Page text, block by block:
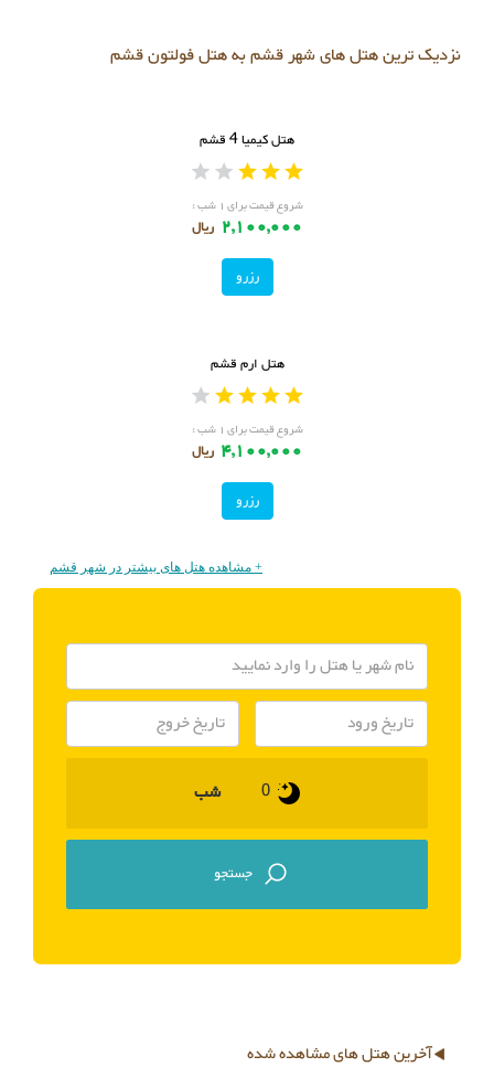
نزدیک ترین هتل های شهر قشم به هتل فولتون قشم
هتل کیمیا 4 قشم
شروع قیمت برای ۱ شب :
2,100,000 ریال
رزرو
هتل ارم قشم
شروع قیمت برای ۱ شب :
4,100,000 ریال
رزرو
+ مشاهده هتل های بیشتر در شهر قشم
شب
آخرین هتل های مشاهده شده